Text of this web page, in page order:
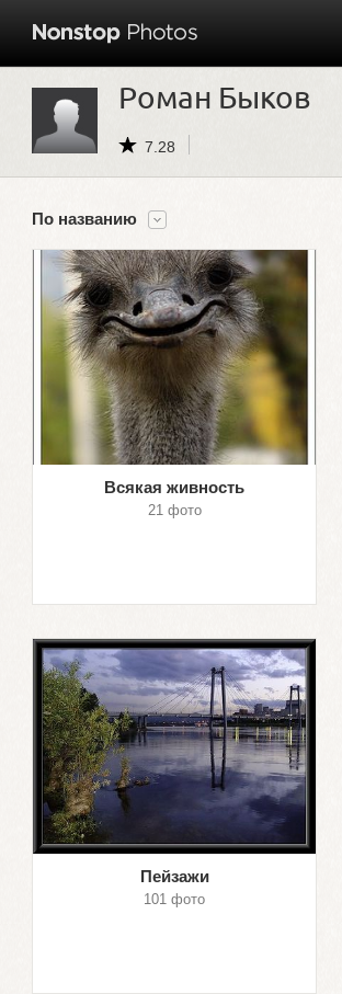
Роман Быков
7.28
По названию
Всякая живность
21 фото
Пейзажи
101 фото